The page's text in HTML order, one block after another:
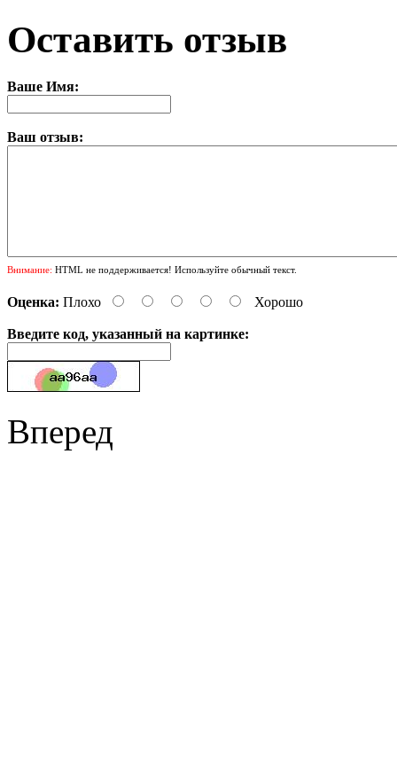
Оставить отзыв
Ваше Имя:
Ваш отзыв:
Внимание: HTML не поддерживается! Используйте обычный текст.
Оценка: Плохо Хорошо
Введите код, указанный на картинке:
Вперед